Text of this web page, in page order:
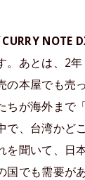
CURRY NOTE
。あとは、2
の本屋でも売
ちが海外まで
で、台湾かど
を聞いて、日
国でも需要が